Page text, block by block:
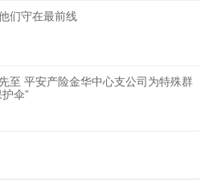
们守在最前线
至 平安产险金华中心支公司为特殊群
伞”